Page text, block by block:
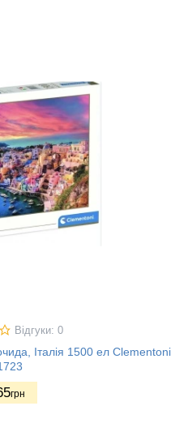
Відгуки: 0
Італія 1500 ел Clementoni
грн